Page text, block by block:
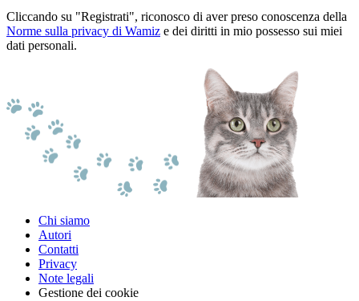
Cliccando su "Registrati", riconosco di aver preso conoscenza della
Norme sulla privacy di Wamiz e dei diritti in mio possesso sui miei
dati personali.
Chi siamo
Autori
Contatti
Privacy
Note legali
Gestione dei cookie